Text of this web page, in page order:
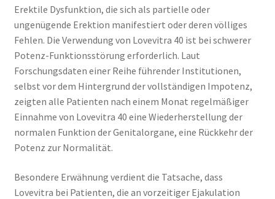
Erektile Dysfunktion, die sich als partielle oder
ungenügende Erektion manifestiert oder deren völliges
Fehlen. Die Verwendung von Lovevitra 40 ist bei schwerer
Potenz-Funktionsstörung erforderlich. Laut
Forschungsdaten einer Reihe führender Institutionen,
selbst vor dem Hintergrund der vollständigen Impotenz,
zeigten alle Patienten nach einem Monat regelmäßiger
Einnahme von Lovevitra 40 eine Wiederherstellung der
normalen Funktion der Genitalorgane, eine Rückkehr der
Potenz zur Normalität.
Besondere Erwähnung verdient die Tatsache, dass
Lovevitra bei Patienten, die an vorzeitiger Ejakulation